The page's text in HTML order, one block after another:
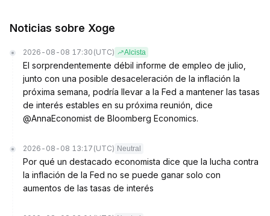
Noticias sobre Xoge
2026-08-08 17:30 (UTC) Alcista
El sorprendentemente débil informe de empleo de julio,
junto con una posible desaceleración de la inflación la
próxima semana, podría llevar a la Fed a mantener las tasas
de interés estables en su próxima reunión, dice
@AnnaEconomist de Bloomberg Economics.
2026-08-08 13:17 (UTC) Neutral
Por qué un destacado economista dice que la lucha contra
la inflación de la Fed no se puede ganar solo con
aumentos de las tasas de interés